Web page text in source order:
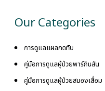
Our Categories
การดูแลแผลกดทับ
คู่มือการดูแลผู้ป่วยพาร์กินสัน
คู่มือการดูแลผู้ป่วยสมองเสื่อม